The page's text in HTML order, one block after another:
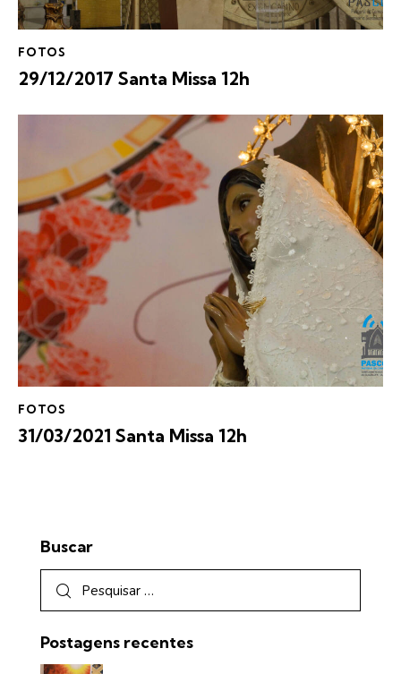
FOTOS
29/12/2017 Santa Missa 12h
FOTOS
31/03/2021 Santa Missa 12h
Buscar
Postagens recentes